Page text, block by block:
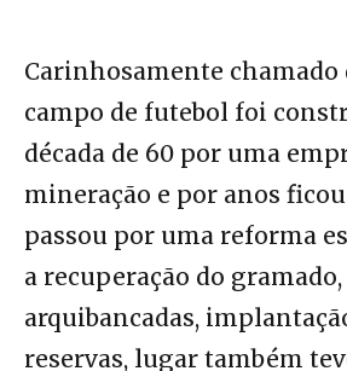
Carinhosamente chamado
campo de futebol foi
década de 60 por uma
mineração e por anos
passou por uma reforma
a recuperação do
arquibancadas,
reservas, lugar também